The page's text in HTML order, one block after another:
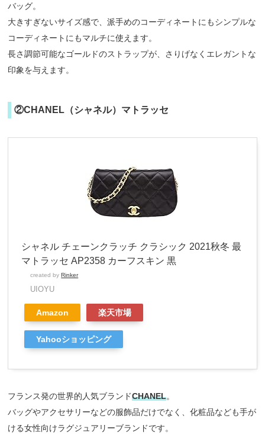
バッグ。
大きすぎないサイズ感で、派手めのコーディネートにもシンプルな
コーディネートにもマルチに使えます。
長さ調節可能なゴールドのストラップが、さりげなくエレガントな
印象を与えます。
②CHANEL（シャネル）マトラッセ
シャネル チェーンクラッチ クラシック 2021秋冬 最
マトラッセ AP2358 カーフスキン 黒
created byRinker
UIOYU
Amazon 楽天市場
Yahooショッピング
フランス発の世界的人気ブランドCHANEL。
バッグやアクセサリーなどの服飾品だけでなく、化粧品なども手が
ける女性向けラグジュアリーブランドです。